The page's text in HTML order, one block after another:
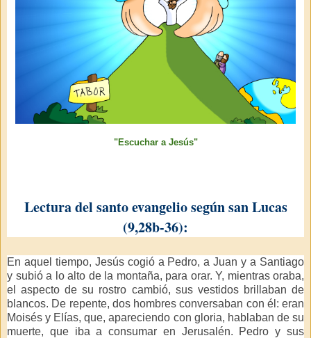
"Escuchar a Jesús"
Lectura del santo evangelio según san Lucas
(9,28b-36):
En aquel tiempo, Jesús cogió a Pedro, a Juan y a Santiago
y subió a lo alto de la montaña, para orar. Y, mientras oraba,
el aspecto de su rostro cambió, sus vestidos brillaban de
blancos. De repente, dos hombres conversaban con él: eran
Moisés y Elías, que, apareciendo con gloria, hablaban de su
muerte, que iba a consumar en Jerusalén. Pedro y sus